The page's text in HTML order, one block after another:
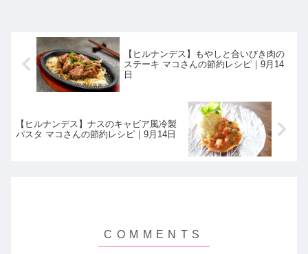
【ヒルナンデス】もやしと合いびき肉の
ステーキ マコさんの節約レシピ｜9月14
日
【ヒルナンデス】ナスのキャビア風冷製
パスタ マコさんの節約レシピ｜9月14日